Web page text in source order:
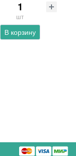
шт
В корзину